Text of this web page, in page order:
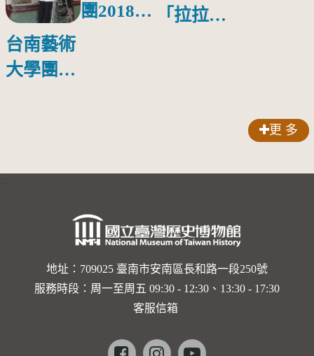
台南藝術
大學團隊
團2018公
「拉拉庫
更 多
地址：709025 臺南市安南區長和路一段250號
服務時段：周一至周五 09:30 - 12:30、13:30 - 17:30
客服信箱
Facebookinstagramyoutube